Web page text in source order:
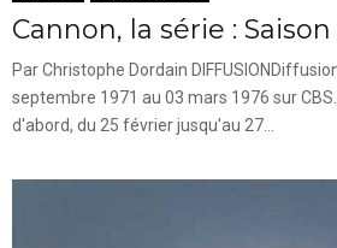
Cannon, la série : Saison
Par Christophe Dordain
septembre 1971 au 03 mars 1976 sur
d'abord, du 25 février jusqu'au 27...